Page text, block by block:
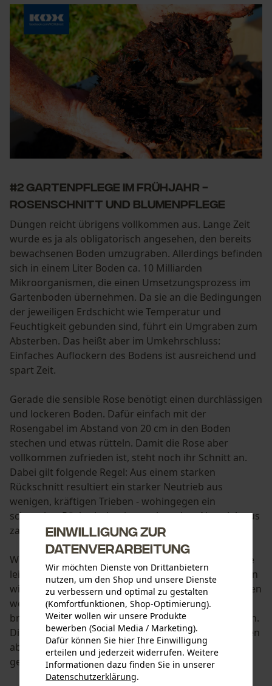
#2 Gartenpflege im Frühjahr -
Rosenschnitt und Blumenpflege
Düngen reicht übrigens vollkommen aus. Lange Zeit
wurde es ja als obligatorisch angesehen, den bereits
bewachsenen Boden umzugraben. Allerdings befinden
sich in einem Liter Boden ca. 10 Milliarden
Mikroorganismen, die einen Umsetzungsprozess im
Gartenboden übernehmen. Da sie an die Bedingungen
der jeweiligen Erdschicht wie Temperatur und
Feuchtigkeit gebunden sind, führt ein Umgraben zum
Absterben. Das heißt aber im Umkehrschluss:
Einfaches Auflockern des Bodens ist ausreichend und
spart Zeit.
Gerade die sensible Rose benötigt einen durchlässigen
und lockeren Boden. Dafür einfach mit der
Rosengabel im Abstand von 20 cm in den Boden
stechen und etwas rütteln. Damit die Rose aber
vollkommen zufrieden ist, steht noch ihr Schnitt an.
Dabei gilt folgende Regel: Aus einem starken
Rückschnitt resultiert ein starker Neutrieb aus
wenigen, kräftigen Trieben - wohingegen ein
schwacher Rückschnitt einen schwachen Neutrieb aus
zahlreichen kurzen Trieben bewirkt.
Wichtig ist, dass der Trieb etwa 5 mm über dem Auge
leicht schräg mit einer scharfen Schere abgeschnitten
wird. Andere Zierpflanzen brauchen im März hingegen
weniger Pflege. Bei Ziergräsern können einfach die
braunen Halme nah am Boden abgeschnitten werden.
Dies gilt ebenso für Lavendel. Größere Gehölze sollten
aber bedingt durch die Brutzeit der Vögel in Ruhe
gelassen werden.
Einwilligung zur
Datenverarbeitung
Wir möchten Dienste von Drittanbietern
nutzen, um den Shop und unsere Dienste
zu verbessern und optimal zu gestalten
(Komfortfunktionen, Shop-Optimierung).
Weiter wollen wir unsere Produkte
bewerben (Social Media / Marketing).
Dafür können Sie hier Ihre Einwilligung
erteilen und jederzeit widerrufen. Weitere
Informationen dazu finden Sie in unserer
Datenschutzerklärung.